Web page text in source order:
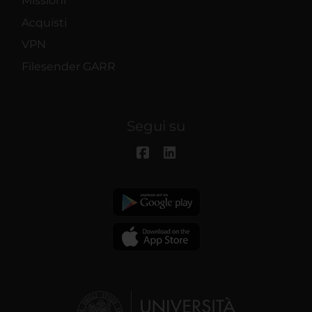
Acquisti
VPN
Filesender GARR
Segui su